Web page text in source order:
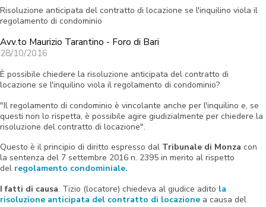
Risoluzione anticipata del contratto di locazione se l'inquilino viola il
regolamento di condominio
Avv.to Maurizio Tarantino - Foro di Bari
28/10/2016
È possibile chiedere la risoluzione anticipata del contratto di
locazione se l'inquilino viola il regolamento di condominio?
"Il regolamento di condominio è vincolante anche per l'inquilino e, se
questi non lo rispetta, è possibile agire giudizialmente per chiedere la
risoluzione del contratto di locazione".
Questo è il principio di diritto espresso dal Tribunale di Monza con
la sentenza del 7 settembre 2016 n. 2395 in merito al rispetto
del regolamento condominiale.
I fatti di causa. Tizio (locatore) chiedeva al giudice adito la
risoluzione anticipata del contratto di locazione a causa del